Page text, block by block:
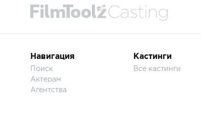
Навигация
Поиск
Актерам
Агентства
Кастинги
Все кастинги